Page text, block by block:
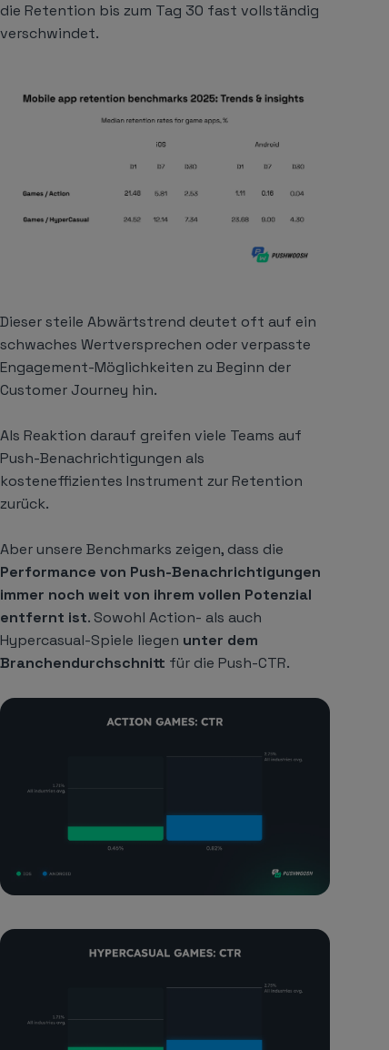
die Retention bis zum Tag 30 fast vollständig
verschwindet.
Dieser steile Abwärtstrend deutet oft auf ein
schwaches Wertversprechen oder verpasste
Engagement-Möglichkeiten zu Beginn der
Customer Journey hin.
Als Reaktion darauf greifen viele Teams auf
Push-Benachrichtigungen als
kosteneffizientes Instrument zur Retention
zurück.
Aber unsere Benchmarks zeigen, dass die
Performance von Push-Benachrichtigungen
immer noch weit von ihrem vollen Potenzial
entfernt ist. Sowohl Action- als auch
Hypercasual-Spiele liegen unter dem
Branchendurchschnitt für die Push-CTR.